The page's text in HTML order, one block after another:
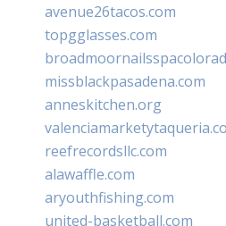
avenue26tacos.com
topgglasses.com
missblackpasadena.com
anneskitchen.org
reefrecordsllc.com
alawaffle.com
aryouthfishing.com
united-basketball.com